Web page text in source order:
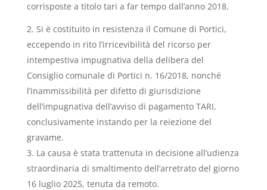
corrisposte a titolo tari a far tempo dall’anno 2018.
Si è costituito in resistenza il Comune di Portici,
eccependo in rito l’irricevibilità del ricorso per
intempestiva impugnativa della delibera del
Consiglio comunale di Portici n. 16/2018, nonché
l’inammissibilità per difetto di giurisdizione
dell’impugnativa dell’avviso di pagamento TARI,
conclusivamente instando per la reiezione del
gravame.
La causa è stata trattenuta in decisione all’udienza
straordinaria di smaltimento dell’arretrato del giorno
16 luglio 2025, tenuta da remoto.